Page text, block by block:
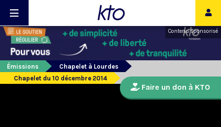
Contenu sponsorisé
Émissions
Chapelet à Lourdes
Chapelet du 10 décembre 2014
Faire un don à KTO